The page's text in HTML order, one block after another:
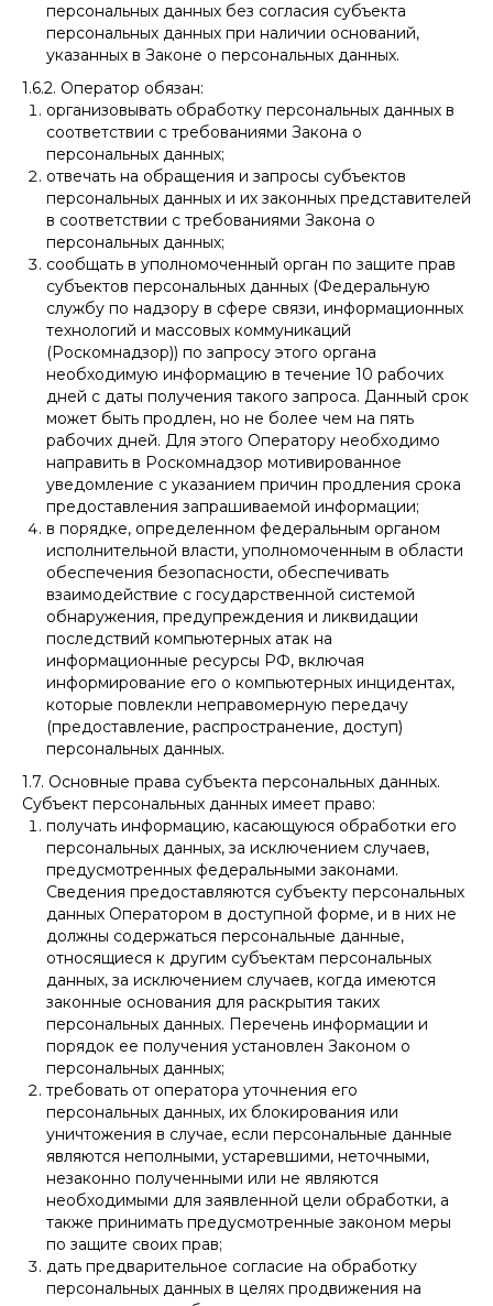
персональных данных без согласия субъекта
персональных данных при наличии оснований,
указанных в Законе о персональных данных.
1.6.2. Оператор обязан:
организовывать обработку персональных данных в
соответствии с требованиями Закона о
персональных данных;
отвечать на обращения и запросы субъектов
персональных данных и их законных представителей
в соответствии с требованиями Закона о
персональных данных;
сообщать в уполномоченный орган по защите прав
субъектов персональных данных (Федеральную
службу по надзору в сфере связи, информационных
технологий и массовых коммуникаций
(Роскомнадзор)) по запросу этого органа
необходимую информацию в течение 10 рабочих
дней с даты получения такого запроса. Данный срок
может быть продлен, но не более чем на пять
рабочих дней. Для этого Оператору необходимо
направить в Роскомнадзор мотивированное
уведомление с указанием причин продления срока
предоставления запрашиваемой информации;
в порядке, определенном федеральным органом
исполнительной власти, уполномоченным в области
обеспечения безопасности, обеспечивать
взаимодействие с государственной системой
обнаружения, предупреждения и ликвидации
последствий компьютерных атак на
информационные ресурсы РФ, включая
информирование его о компьютерных инцидентах,
которые повлекли неправомерную передачу
(предоставление, распространение, доступ)
персональных данных.
1.7. Основные права субъекта персональных данных.
Субъект персональных данных имеет право:
получать информацию, касающуюся обработки его
персональных данных, за исключением случаев,
предусмотренных федеральными законами.
Сведения предоставляются субъекту персональных
данных Оператором в доступной форме, и в них не
должны содержаться персональные данные,
относящиеся к другим субъектам персональных
данных, за исключением случаев, когда имеются
законные основания для раскрытия таких
персональных данных. Перечень информации и
порядок ее получения установлен Законом о
персональных данных;
требовать от оператора уточнения его
персональных данных, их блокирования или
уничтожения в случае, если персональные данные
являются неполными, устаревшими, неточными,
незаконно полученными или не являются
необходимыми для заявленной цели обработки, а
также принимать предусмотренные законом меры
по защите своих прав;
дать предварительное согласие на обработку
персональных данных в целях продвижения на